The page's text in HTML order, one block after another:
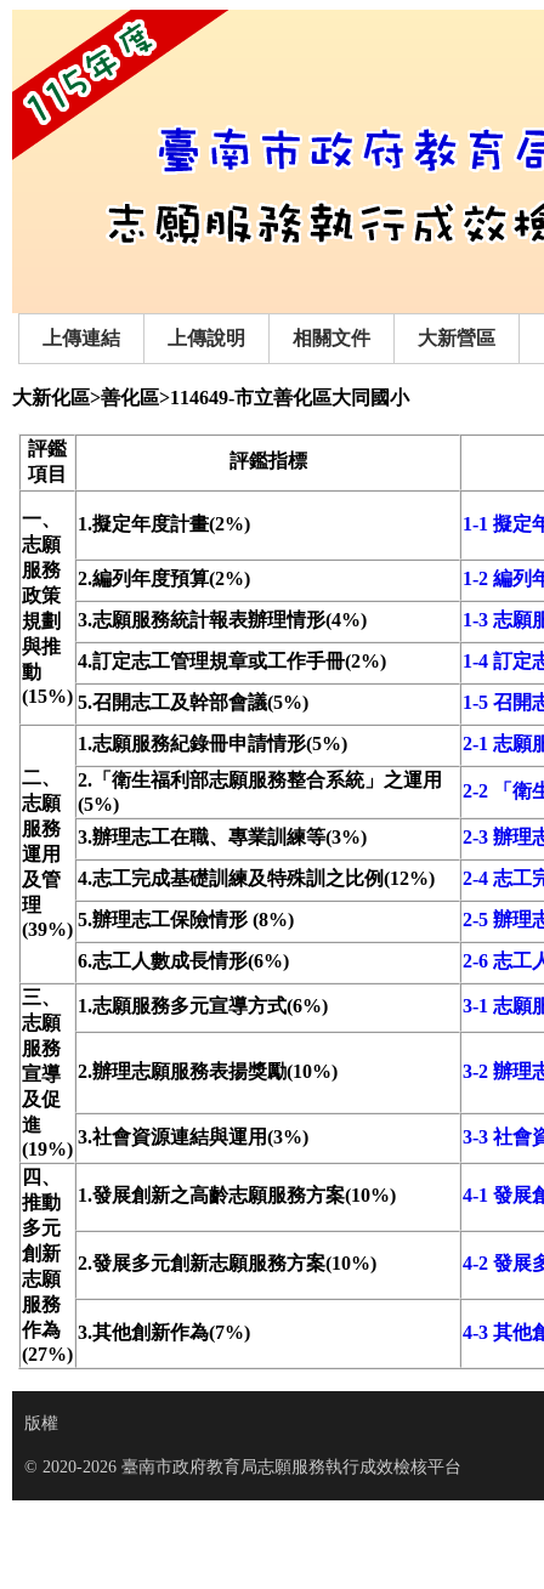
上傳連結 上傳說明 相關文件 大新營區
大新化區>善化區>114649-市立善化區大同國小
評鑑
項目
評鑑指標
一、
志願
服務
政策
規劃
與推
動
(15%)
1.擬定年度計畫(2%) 1-1 擬定
2.編列年度預算(2%)
1-2 編列
3.志願服務統計報表辦理情形(4%)
1-3 志願
4.訂定志工管理規章或工作手冊(2%)
1-4 訂定
5.召開志工及幹部會議(5%)
1-5 召開
二、
志願
服務
運用
及管
理
(39%)
1.志願服務紀錄冊申請情形(5%)
2-1 志願
2.「衛生福利部志願服務整合系統」之運用
(5%)
2-2 「衛
3.辦理志工在職、專業訓練等(3%)
2-3 辦理
4.志工完成基礎訓練及特殊訓之比例(12%)
2-4 志工
5.辦理志工保險情形 (8%)
2-5 辦理
6.志工人數成長情形(6%)
2-6 志工
三、
志願
服務
宣導
及促
進
(19%)
1.志願服務多元宣導方式(6%) 3-1 志願
2.辦理志願服務表揚獎勵(10%) 3-2 辦理
3.社會資源連結與運用(3%)
3-3 社會
四、
推動
多元
創新
志願
服務
作為
(27%)
1.發展創新之高齡志願服務方案(10%) 4-1 發展
2.發展多元創新志願服務方案(10%) 4-2 發展
3.其他創新作為(7%) 4-3 其他
版權
© 2020-2026 臺南市政府教育局志願服務執行成效檢核平台